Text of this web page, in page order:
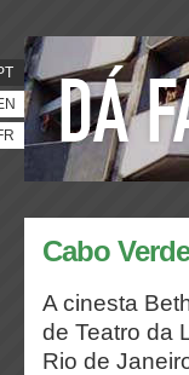
Cabo
A cinesta
de Teatro da
Rio de